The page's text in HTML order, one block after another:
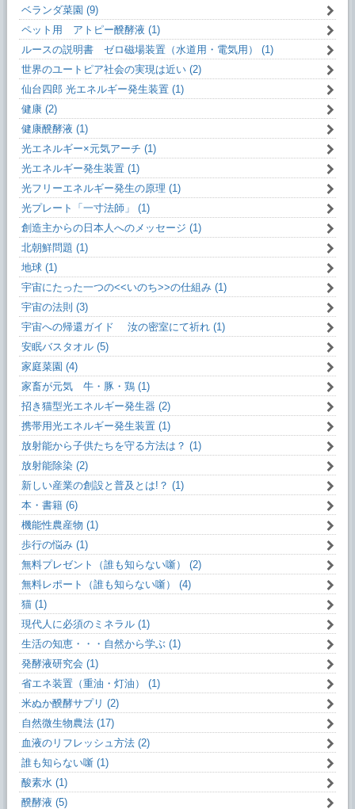
ベランダ菜園 (9)
ペット用 アトピー醗酵液 (1)
ルースの説明書 ゼロ磁場装置（水道用・電気用） (1)
世界のユートピア社会の実現は近い (2)
仙台四郎 光エネルギー発生装置 (1)
健康 (2)
健康醗酵液 (1)
光エネルギー×元気アーチ (1)
光エネルギー発生装置 (1)
光フリーエネルギー発生の原理 (1)
光プレート「一寸法師」 (1)
創造主からの日本人へのメッセージ (1)
北朝鮮問題 (1)
地球 (1)
宇宙にたった一つの<<いのち>>の仕組み (1)
宇宙の法則 (3)
宇宙への帰還ガイド 汝の密室にて祈れ (1)
安眠バスタオル (5)
家庭菜園 (4)
家畜が元気 牛・豚・鶏 (1)
招き猫型光エネルギー発生器 (2)
携帯用光エネルギー発生装置 (1)
放射能から子供たちを守る方法は？ (1)
放射能除染 (2)
新しい産業の創設と普及とは!？ (1)
本・書籍 (6)
機能性農産物 (1)
歩行の悩み (1)
無料プレゼント（誰も知らない噺） (2)
無料レポート（誰も知らない噺） (4)
猫 (1)
現代人に必須のミネラル (1)
生活の知恵・・・自然から学ぶ (1)
発酵液研究会 (1)
省エネ装置（重油・灯油） (1)
米ぬか醗酵サプリ (2)
自然微生物農法 (17)
血液のリフレッシュ方法 (2)
誰も知らない噺 (1)
酸素水 (1)
醗酵液 (5)